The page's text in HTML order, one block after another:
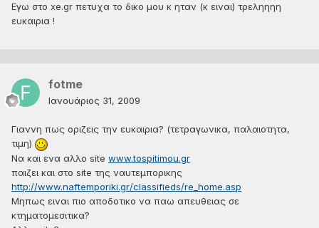
Εγω στο xe.gr πετυχα το δικο μου κ ηταν (κ ειναι) τρεληηηη
ευκαιρια !
fotme
Ιανουάριος 31, 2009
Γιαννη πως οριζεις την ευκαιρια? (τετραγωνικα, παλαιοτητα,
τιμη)
Να και ενα αλλο site www.tospitimou.gr
παιζει και στο site της ναυτεμπορικης
http://www.naftemporiki.gr/classifieds/re_home.asp
Μηπως ειναι πιο αποδοτικο να παω απευθειας σε
κτηματομεσιτικα?